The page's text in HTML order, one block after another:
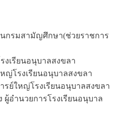
กรมสามัญศึกษา(ช่วยราชการ
งเรียนอนุบาลสงขลา
ญ่โรงเรียนอนุบาลสงขลา
รย์ใหญ่โรงเรียนอนุบาลสงขลา
ผู้อำนวยการโรงเรียนอนุบาล